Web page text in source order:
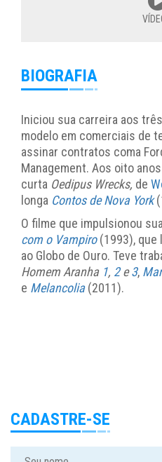
BIOGRAFIA
Iniciou sua carreira aos
modelo em comerciais de
assinar contratos coma
Management. Aos oito
curta Oedipus Wrecks, de
longa Contos de Nova York
O filme que impulsionou
com o Vampiro(1993), que
ao Globo de Ouro. Teve
Homem Aranha 1, 2e3,
e Melancolia(2011).
CADASTRE-SE